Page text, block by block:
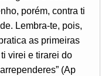
porém, contra ti
Lembra-te, pois,
as primeiras
virei e tirarei do
(Ap